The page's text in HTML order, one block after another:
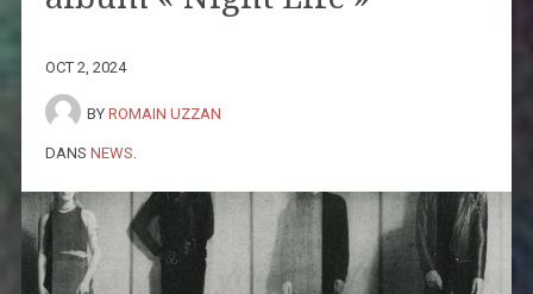
OCT 2, 2024
BY ROMAIN UZZAN
DANS NEWS